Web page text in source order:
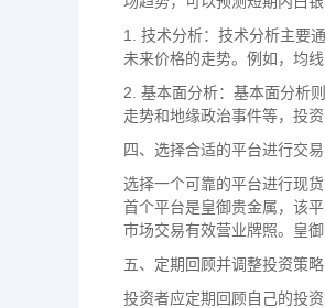
1. 技术分析：技术分析主要
未来价格的走势。例如，均
2. 基本面分析：基本面分析
走势和地缘政治事件等，投
四、选择合适的平台进行交易
选择一个可靠的平台进行现
首个平台是皇御贵金属，该
市场交易有效营业牌照。皇
五、定期回顾并调整投资策略
投资者应定期回顾自己的投